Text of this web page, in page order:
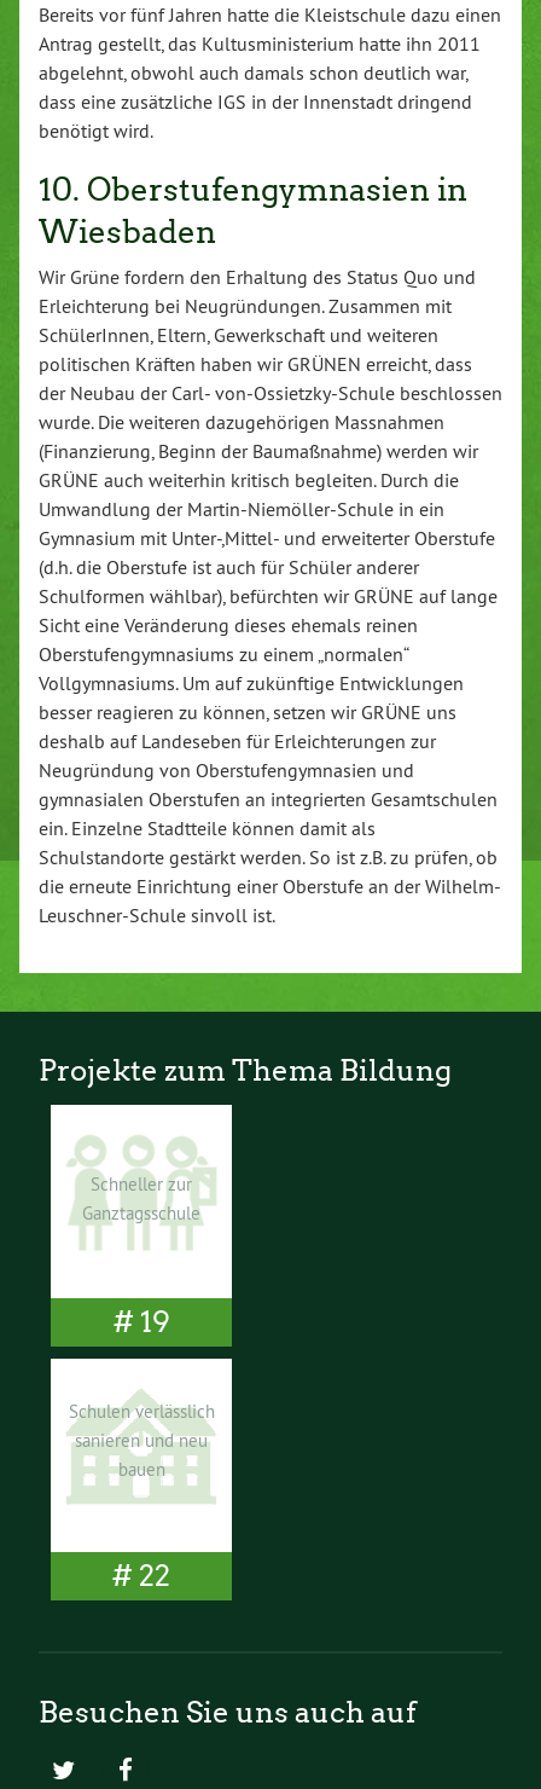
Bereits vor fünf Jahren hatte die Kleistschule dazu einen
Antrag gestellt, das Kultusministerium hatte ihn 2011
abgelehnt, obwohl auch damals schon deutlich war,
dass eine zusätzliche IGS in der Innenstadt dringend
benötigt wird.
10. Oberstufengymnasien in
Wiesbaden
Wir Grüne fordern den Erhaltung des Status Quo und
Erleichterung bei Neugründungen. Zusammen mit
SchülerInnen, Eltern, Gewerkschaft und weiteren
politischen Kräften haben wir GRÜNEN erreicht, dass
der Neubau der Carl- von-Ossietzky-Schule beschlossen
wurde. Die weiteren dazugehörigen Massnahmen
(Finanzierung, Beginn der Baumaßnahme) werden wir
GRÜNE auch weiterhin kritisch begleiten. Durch die
Umwandlung der Martin-Niemöller-Schule in ein
Gymnasium mit Unter-,Mittel- und erweiterter Oberstufe
(d.h. die Oberstufe ist auch für Schüler anderer
Schulformen wählbar), befürchten wir GRÜNE auf lange
Sicht eine Veränderung dieses ehemals reinen
Oberstufengymnasiums zu einem „normalen“
Vollgymnasiums. Um auf zukünftige Entwicklungen
besser reagieren zu können, setzen wir GRÜNE uns
deshalb auf Landeseben für Erleichterungen zur
Neugründung von Oberstufengymnasien und
gymnasialen Oberstufen an integrierten Gesamtschulen
ein. Einzelne Stadtteile können damit als
Schulstandorte gestärkt werden. So ist z.B. zu prüfen, ob
die erneute Einrichtung einer Oberstufe an der Wilhelm-
Leuschner-Schule sinvoll ist.
Projekte zum Thema Bildung
Schneller zur
Ganztagsschule
# 19
Schulen verlässlich
sanieren und neu
bauen
# 22
Besuchen Sie uns auch auf